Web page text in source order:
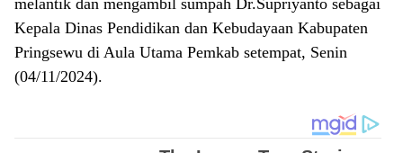
melantik dan mengambil sumpah Dr.Supriyanto sebagai
Kepala Dinas Pendidikan dan Kebudayaan Kabupaten
Pringsewu di Aula Utama Pemkab setempat, Senin
(04/11/2024).